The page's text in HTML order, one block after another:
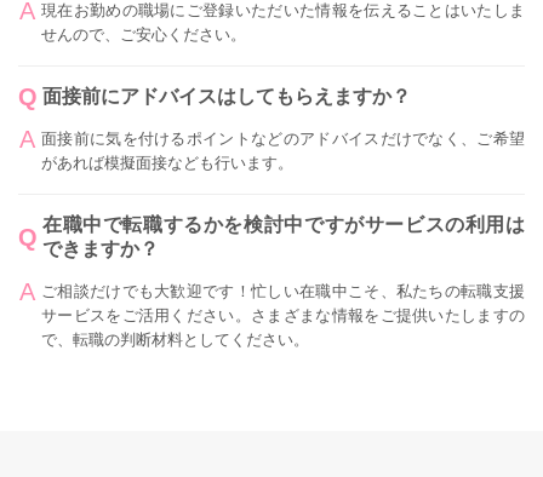
現在お勤めの職場にご登録いただいた情報を伝えることはいたしま
せんので、ご安心ください。
面接前にアドバイスはしてもらえますか？
面接前に気を付けるポイントなどのアドバイスだけでなく、ご希望
があれば模擬面接なども行います。
在職中で転職するかを検討中ですがサービスの利用は
できますか？
ご相談だけでも大歓迎です！忙しい在職中こそ、私たちの転職支援
サービスをご活用ください。さまざまな情報をご提供いたしますの
で、転職の判断材料としてください。